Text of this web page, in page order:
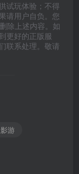
试玩体验；不得
请用户自负。您
除上述内容。如
更好的正版服
联系处理。敬请
游